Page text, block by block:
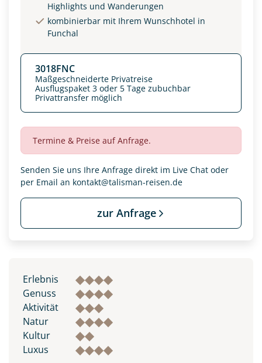
Highlights und Wanderungen
kombinierbar mit Ihrem Wunschhotel in
Funchal
3018FNC
Maßgeschneiderte Privatreise
Ausflugspaket 3 oder 5 Tage zubuchbar
Privattransfer möglich
Termine & Preise auf Anfrage.
Senden Sie uns Ihre Anfrage direkt im Live Chat oder
per Email an kontakt@talisman-reisen.de
zur Anfrage
Erlebnis
Genuss
Aktivität
Natur
Kultur
Luxus
Kenntnis genommen und akzeptiert haben.